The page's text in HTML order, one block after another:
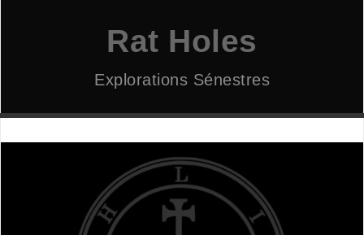
Rat Holes
Explorations Sénestres